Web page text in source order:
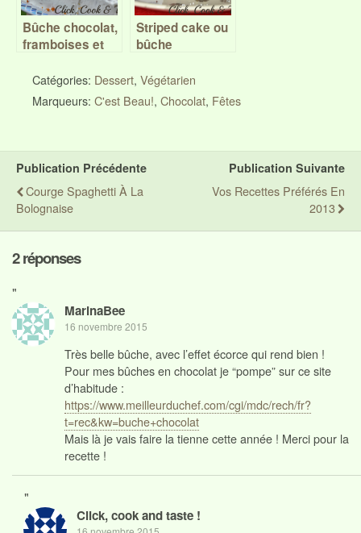
Bûche chocolat,
framboises et
version gâteau
Striped cake ou
bûche
orange –
chocolat, Battle
food #26
Catégories: Dessert, Végétarien
Marqueurs: C'est Beau!, Chocolat, Fêtes
Publication Précédente
Courge Spaghetti À La
Bolognaise
Publication Suivante
Vos Recettes Préférés En
2013
2 réponses
"
MarinaBee
16 novembre 2015
Très belle bûche, avec l’effet écorce qui rend bien !
Pour mes bûches en chocolat je “pompe” sur ce site
d’habitude :
https://www.meilleurduchef.com/cgi/mdc/rech/fr?
t=rec&kw=buche+chocolat
Mais là je vais faire la tienne cette année ! Merci pour la
recette !
"
Click, cook and taste !